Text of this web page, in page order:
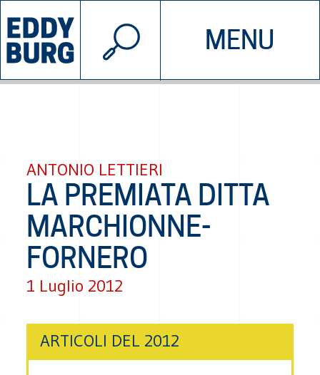
MENU
INIZIATIVE CHI SIAMO
© 2026 EDDYBURG
ANTONIO LETTIERI
LA PREMIATA DITTA
MARCHIONNE-
FORNERO
1 Luglio 2012
ARTICOLI DEL 2012